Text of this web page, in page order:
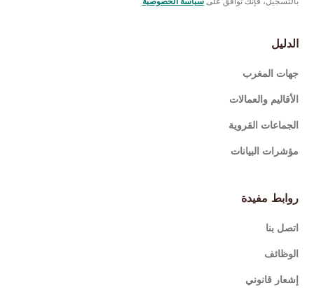
الدليل
جهات المغرب
الأقاليم والعمالات
الجماعات القروية
مؤشرات البيانات
روابط مفيدة
اتصل بنا
الوظائف
إشعار قانوني